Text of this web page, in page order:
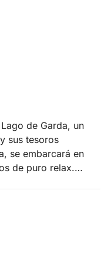
de Garda, un
sus tesoros
se embarcará en
de puro relax.
hacia el
histórica Riviera